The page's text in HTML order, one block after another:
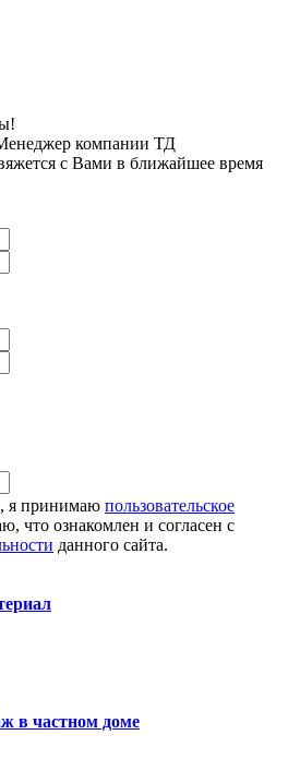
компании ТД
с Вами в ближайшее время
я принимаю пользовательское
что ознакомлен и согласен с
данного сайта.
в частном доме